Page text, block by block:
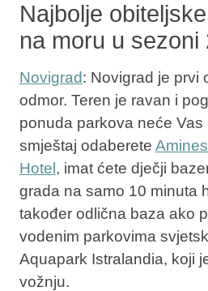
Najbolje
na moru u sezoni
Novigrad: Novigrad je prvi
odmor. Teren je ravan i
ponuda parkova neće Vas
smještaj odaberete
Hotel, imat ćete dječji
grada na samo 10 minuta
također odlična baza ako
vodenim parkovima
Aquapark Istralandia, koji
vožnju.